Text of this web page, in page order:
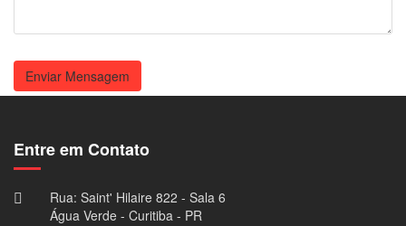
Enviar Mensagem
Entre em Contato
Rua: Saint' Hilaire 822 - Sala 6
Água Verde - Curitiba - PR